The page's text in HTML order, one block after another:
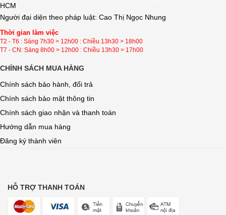
HCM
Người đại diện theo pháp luật: Cao Thị Ngọc Nhung
Thời gian làm việc
T2 - T6 : Sáng 7h30 > 12h00 : Chiều 13h30 > 18h00
T7 - CN: Sáng 8h00 > 12h00 : Chiều 13h30 > 17h00
CHÍNH SÁCH MUA HÀNG
Chính sách bảo hành, đổi trả
Chính sách bảo mật thông tin
Chính sách giao nhận và thanh toán
Hướng dẫn mua hàng
Đăng ký thành viên
HỖ TRỢ THANH TOÁN